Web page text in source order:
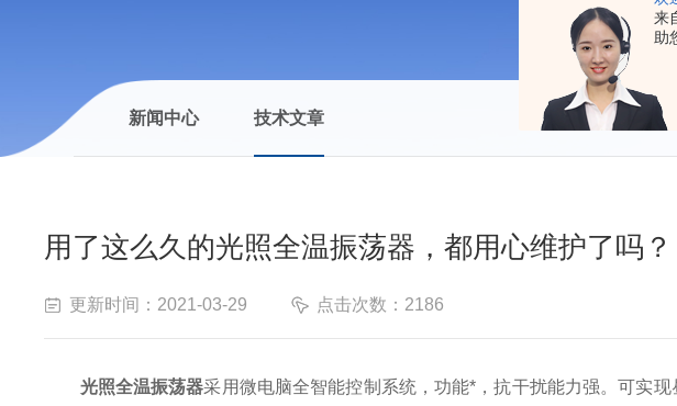
来
助
新闻中心 技术文章
用了这么久的光照全温振荡器，都用心维护了吗？
更新时间：2021-03-29 点击次数：2186
光照全温振荡器采用微电脑全智能控制系统，功能*，抗干扰能力强。可实